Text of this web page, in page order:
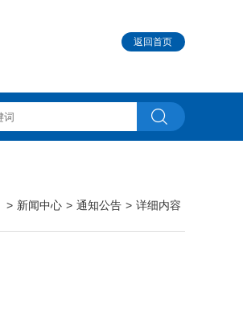
返回首页
> 新闻中心 > 通知公告 > 详细内容